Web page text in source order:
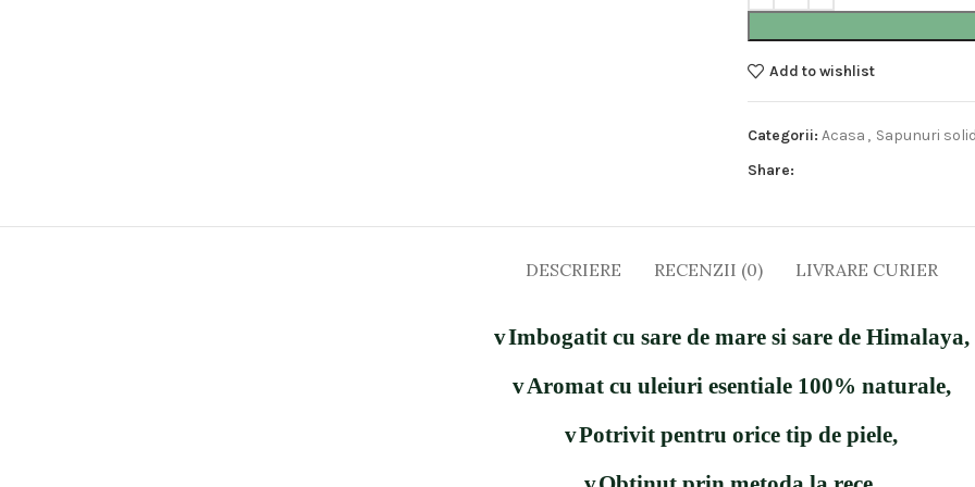
Add to wishlist
Categorii: Acasa , Sapunuri
Share:
DESCRIERE RECENZII (0) LIVRARE CURIER
vImbogatit cu sare de mare si sare de Himalaya,
vAromat cu uleiuri esentiale 100% naturale,
vPotrivit pentru orice tip de piele,